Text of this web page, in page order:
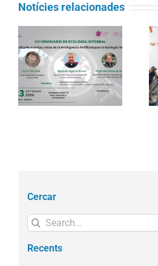
Notícies relacionades
La processó marítima
de la Mare de Déu del
Carme torna a omplir la
Barceloneta
Cercar
Search
for:
Recents